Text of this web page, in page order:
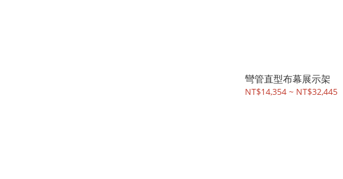
彎管直型布幕展示架
NT$14,354 ~ NT$32,445